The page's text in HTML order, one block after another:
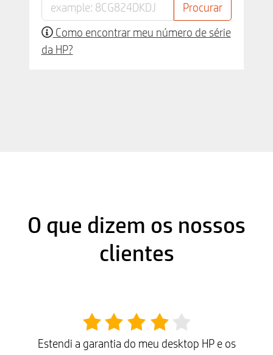
Como encontrar meu número de série
da HP?
O que dizem os nossos
clientes
Estendi a garantia do meu desktop HP e os